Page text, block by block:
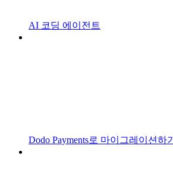
AI 코딩 에이전트
Dodo Payments로 마이그레이션하기